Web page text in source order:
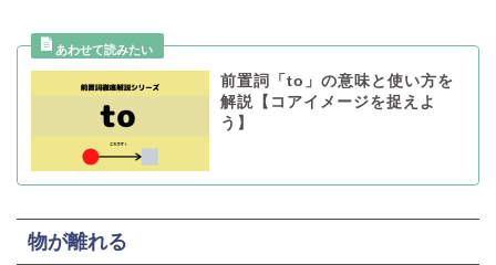
前置詞「to」の意味と使い方を
解説【コアイメージを捉えよ
う】
物が離れる